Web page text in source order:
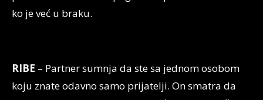
ko je već u braku.
RIBE – Partner sumnja da ste sa jednom osobom
koju znate odavno samo prijatelji. On smatra da